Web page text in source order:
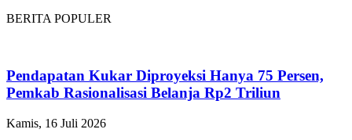
BERITA POPULER
Pendapatan Kukar Diproyeksi Hanya 75 Persen,
Pemkab Rasionalisasi Belanja Rp2 Triliun
Kamis, 16 Juli 2026